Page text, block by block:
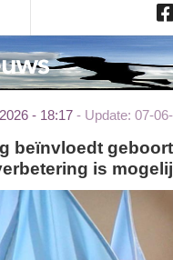
- 18:17 Update: 07-
is